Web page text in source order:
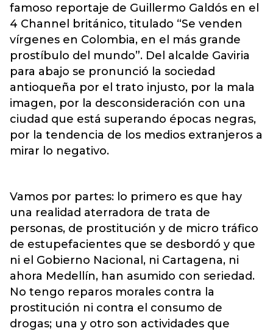
famoso reportaje de Guillermo Galdós en el
4 Channel británico, titulado “Se venden
vírgenes en Colombia, en el más grande
prostíbulo del mundo”. Del alcalde Gaviria
para abajo se pronunció la sociedad
antioqueña por el trato injusto, por la mala
imagen, por la desconsideración con una
ciudad que está superando épocas negras,
por la tendencia de los medios extranjeros a
mirar lo negativo.
Vamos por partes: lo primero es que hay
una realidad aterradora de trata de
personas, de prostitución y de micro tráfico
de estupefacientes que se desbordó y que
ni el Gobierno Nacional, ni Cartagena, ni
ahora Medellín, han asumido con seriedad.
No tengo reparos morales contra la
prostitución ni contra el consumo de
drogas; una y otro son actividades que